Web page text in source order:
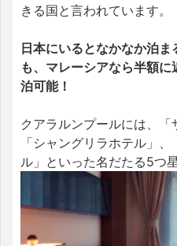
きる国と言われています。
日本にいるとなかなか泊
も、マレーシアなら半額
泊可能！
クアラルンプールには、
「シャングリラホテル」
ル」といった名だたる5つ